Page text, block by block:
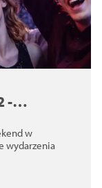
-
w
wydarzenia